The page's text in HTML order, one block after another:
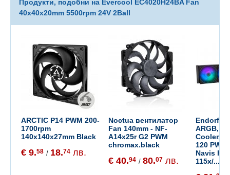
Продукти, подобни на Evercool EC4020H24BA Fan
40x40x20mm 5500rpm 24V 2Ball
ARCTIC P14 PWM 200-
1700rpm
140x140x27mm Black
€ 9.58 / 18.74 лв.
Noctua вентилатор
Fan 140mm - NF-
A14x25r G2 PWM
chromax.black
€ 40.94 / 80.07 лв.
Endorfy
ARGB,
Cooler,
120 PWM
Navis F,
115x/...